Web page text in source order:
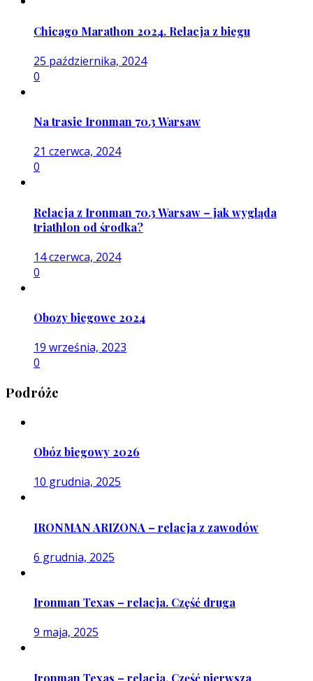
Chicago Marathon 2024. Relacja z biegu
25 października, 2024
0
Na trasie Ironman 70.3 Warsaw
21 czerwca, 2024
0
Relacja z Ironman 70.3 Warsaw – jak wygląda
triathlon od środka?
14 czerwca, 2024
0
Obozy biegowe 2024
19 września, 2023
0
Podróże
Obóz biegowy 2026
10 grudnia, 2025
IRONMAN ARIZONA – relacja z zawodów
6 grudnia, 2025
Ironman Texas – relacja. Część druga
9 maja, 2025
Ironman Texas – relacja. Część pierwsza